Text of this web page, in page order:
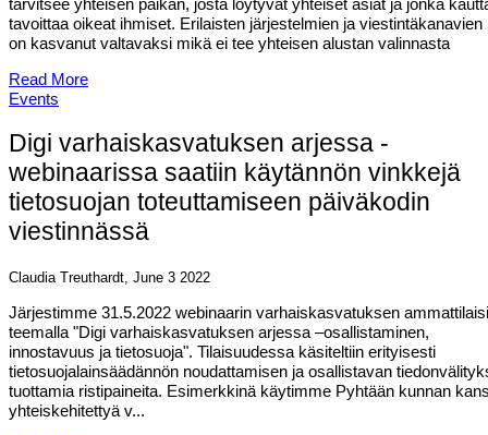
tavoittaa oikeat ihmiset. Erilaisten järjestelmien ja viestintäkanavien
on kasvanut valtavaksi mikä ei tee yhteisen alustan valinnasta
Read More
Events
Digi varhaiskasvatuksen arjessa -
webinaarissa saatiin käytännön vinkkejä
tietosuojan toteuttamiseen päiväkodin
viestinnässä
Claudia Treuthardt, June 3 2022
Järjestimme 31.5.2022 webinaarin varhaiskasvatuksen
teemalla "Digi varhaiskasvatuksen arjessa –osallistaminen,
innostavuus ja tietosuoja". Tilaisuudessa käsiteltiin erityisesti
tietosuojalainsäädännön noudattamisen ja osallistavan
tuottamia ristipaineita. Esimerkkinä käytimme Pyhtään kunnan
yhteiskehitettyä v...